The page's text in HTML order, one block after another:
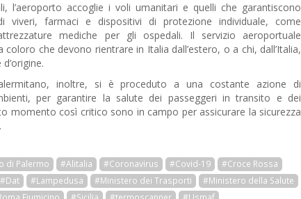
l’aeroporto accoglie i voli umanitari e quelli che garantiscono
viveri, farmaci e dispositivi di protezione individuale, come
mediche per gli ospedali. Il servizio aeroportuale
coloro che devono rientrare in Italia dall’estero, o a chi, dall’Italia,
inoltre, si è proceduto a una costante azione di
per garantire la salute dei passeggeri in transito e dei
momento così critico sono in campo per assicurare la sicurezza
di Palermo #Alitalia #Coronavirus #Covid-19
#Croce Rossa
#Dat #Lampedusa #Ministero dei Trasporti
#Ministero della Salute